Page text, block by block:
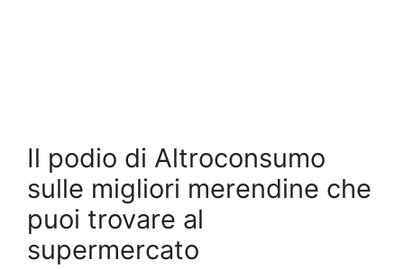
Il podio di Altroconsumo
sulle migliori merendine che
puoi trovare al
supermercato